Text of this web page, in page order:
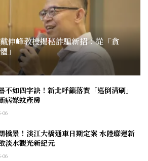
伸峰教授揭秘詐騙新招：從「貪
」
不如四字訣！新北呼籲落實「巡倒清刷」
病媒蚊產房
06
橋景！淡江大橋通車日期定案 水陸聯運新
淡水觀光新紀元
06